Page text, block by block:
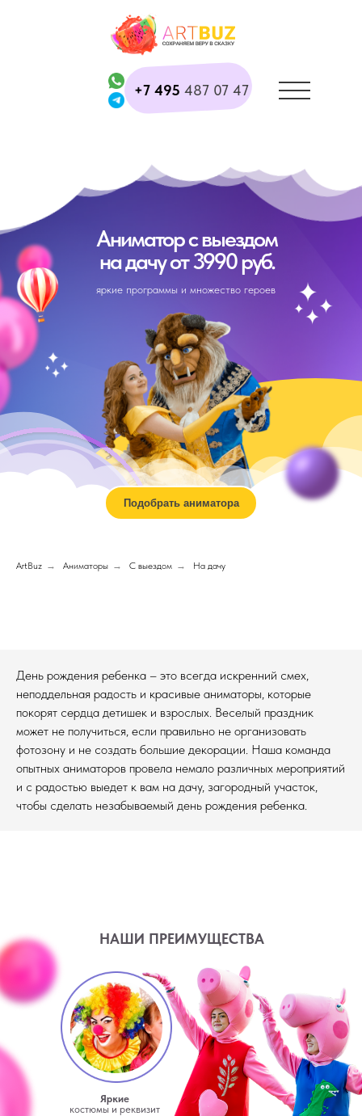
+7 495 487 07 47
Подобрать аниматора
Аниматор с выездом
на дачу от 3990 руб.
яркие программы и множество героев
ArtBuz → Аниматоры → С выездом → На дачу
День рождения ребенка – это всегда искренний смех,
неподдельная радость и красивые аниматоры, которые
покорят сердца детишек и взрослых. Веселый праздник
может не получиться, если правильно не организовать
фотозону и не создать большие декорации. Наша команда
опытных аниматоров провела немало различных мероприятий
и с радостью выедет к вам на дачу, загородный участок,
чтобы сделать незабываемый день рождения ребенка.
Яркие
костюмы и реквизит
НАШИ ПРЕИМУЩЕСТВА